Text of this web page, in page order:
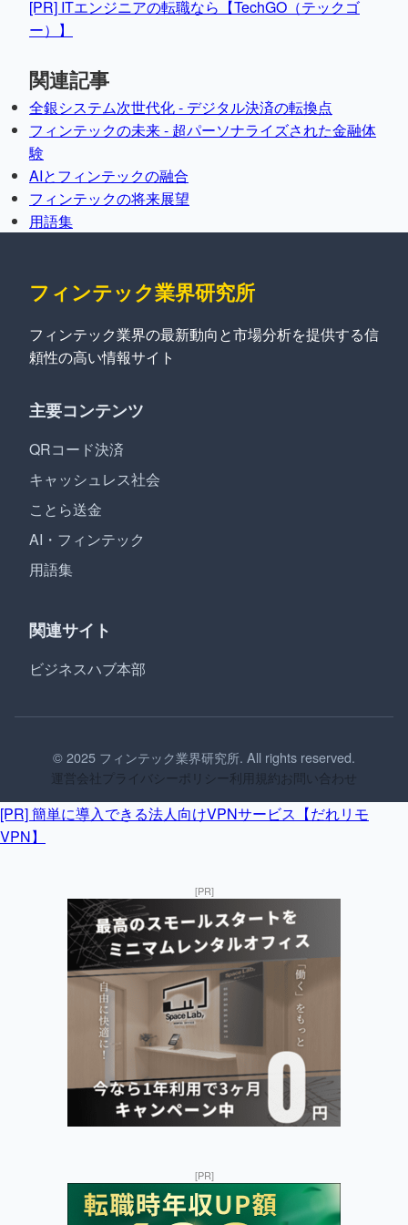
[PR] ITエンジニアの転職なら【TechGO（テックゴ
ー）】
関連記事
全銀システム次世代化 - デジタル決済の転換点
フィンテックの未来 - 超パーソナライズされた金融体
験
AIとフィンテックの融合
フィンテックの将来展望
用語集
フィンテック業界研究所
フィンテック業界の最新動向と市場分析を提供する信
頼性の高い情報サイト
主要コンテンツ
QRコード決済
キャッシュレス社会
ことら送金
AI・フィンテック
用語集
関連サイト
ビジネスハブ本部
© 2025 フィンテック業界研究所. All rights reserved.
運営会社 プライバシーポリシー利用規約お問い合わせ
[PR] 簡単に導入できる法人向けVPNサービス【だれリモ
VPN】
[PR]
[PR]